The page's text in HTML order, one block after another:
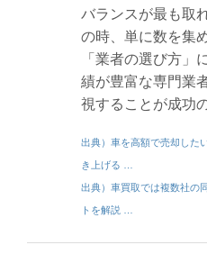
バランスが最も取
の時、単に数を集
「業者の選び方」
績が豊富な専門業
視することが成功
出典）車を高額で売却した
き上げる …
出典）車買取では複数社の
トを解説 …